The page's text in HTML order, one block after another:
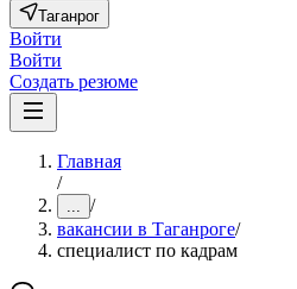
Таганрог
Войти
Войти
Создать резюме
Главная
/
... /
вакансии в Таганроге/
специалист по кадрам